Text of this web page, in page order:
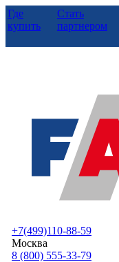
Где
купить
Стать
партнером
+7(499)110-88-59
Москва
8 (800) 555-33-79